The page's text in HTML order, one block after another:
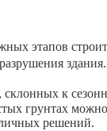
этапов
склонных к
грунтах
решений.